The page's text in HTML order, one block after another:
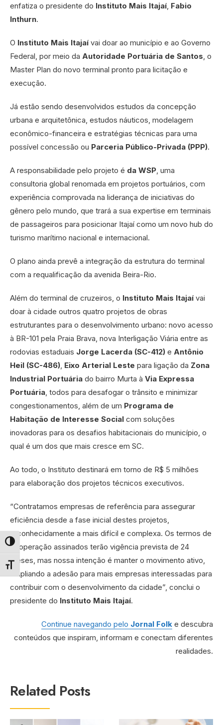
Alternar alto contraste
Alternar tamanho da fonte
enfatiza o presidente do Instituto Mais Itajaí Fabio
Inthurn.
O Instituto Mais Itajaí vai doar ao município e ao Governo
Federal, por meio da Autoridade Portuária de Santos , o
Master Plan do novo terminal pronto para licitação e
execução.
Já estão sendo desenvolvidos estudos da concepção
urbana e arquitetônica, estudos náuticos, modelagem
econômico-financeira e estratégias técnicas para uma
possível concessão ou Parceria Público-Privada (PPP).
A responsabilidade pelo projeto é da WSP , uma
consultoria global renomada em projetos portuários, com
experiência comprovada na liderança de iniciativas do
gênero pelo mundo, que trará a sua expertise em terminais
de passageiros para posicionar Itajaí como um novo hub do
turismo marítimo nacional e internacional.
O plano ainda prevê a integração da estrutura do terminal
com a requalificação da avenida Beira-Rio.
Além do terminal de cruzeiros, o Instituto Mais Itajaí vai
doar à cidade outros quatro projetos de obras
estruturantes para o desenvolvimento urbano: novo acesso
à BR-101 pela Praia Brava, nova Interligação Viária entre as
rodovias estaduais Jorge Lacerda (SC-412) e Antônio
Heil (SC-486) Eixo Arterial Leste para ligação da Zona
Industrial Portuária do bairro Murta à Via Expressa
Portuária , todos para desafogar o trânsito e minimizar
congestionamentos, além de um Programa de
Habitação de Interesse Social com soluções
inovadoras para os desafios habitacionais do município, o
qual é um dos que mais cresce em SC.
Ao todo, o Instituto destinará em torno de R$ 5 milhões
para elaboração dos projetos técnicos executivos.
“Contratamos empresas de referência para assegurar
eficiência desde a fase inicial destes projetos,
reconhecidamente a mais difícil e complexa. Os termos de
cooperação assinados terão vigência prevista de 24
meses, mas nossa intenção é manter o movimento ativo,
ampliando a adesão para mais empresas interessadas para
contribuir com o desenvolvimento da cidade”, conclui o
presidente do Instituto Mais Itajaí.
Continue navegando pelo Jornal Folk e descubra
conteúdos que inspiram, informam e conectam diferentes
realidades.
Related Posts